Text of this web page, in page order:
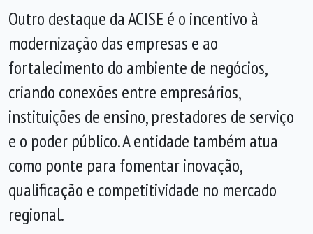
Outro destaque da ACISE é o incentivo à
modernização das empresas e ao
fortalecimento do ambiente de negócios,
criando conexões entre empresários,
instituições de ensino, prestadores de serviço
e o poder público. A entidade também atua
como ponte para fomentar inovação,
qualificação e competitividade no mercado
regional.